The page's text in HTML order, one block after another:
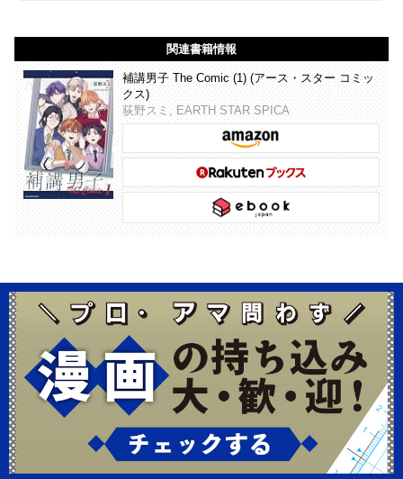
関連書籍情報
補講男子 The Comic (1) (アース・スター コミッ
クス)
荻野スミ, EARTH STAR SPICA